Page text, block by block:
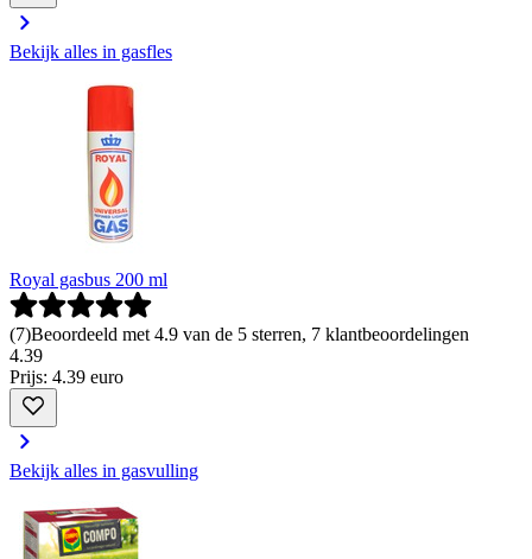
Bekijk alles in gasfles
Royal gasbus 200 ml
(7)Beoordeeld met 4.9 van de 5 sterren, 7 klantbeoordelingen
4.39
Prijs: 4.39 euro
Bekijk alles in gasvulling